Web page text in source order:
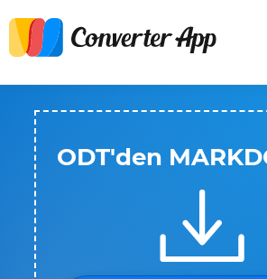
ODT'den